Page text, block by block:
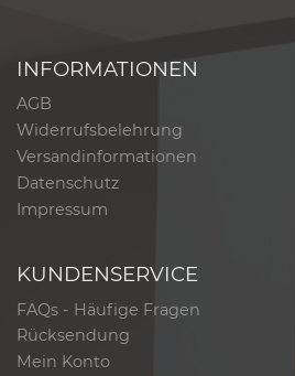
INFORMATIONEN
AGB
Widerrufsbelehrung
Versandinformationen
Datenschutz
Impressum
KUNDENSERVICE
FAQs - Häufige Fragen
Rücksendung
Mein Konto